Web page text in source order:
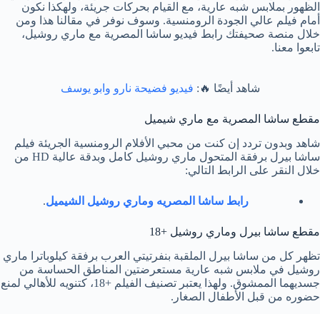
الظهور بملابس شبه عارية، مع القيام بحركات جريئة، ولهكذا نكون
أمام فيلم عالي الجودة الرومنسية. وسوف نوفر في مقالنا هذا ومن
خلال منصة صحيفتك رابط فيديو ساشا المصرية مع ماري روشيل،
تابعوا معنا.
شاهد أيضًا 🔥: فيديو فضيحة نارو وابو يوسف
مقطع ساشا المصرية مع ماري شيميل
شاهد وبدون تردد إن كنت من محبي الأفلام الرومنسية الجريئة فيلم
ساشا بيرل برفقة المتحول ماري روشيل كامل وبدقة عالية HD من
خلال النقر على الرابط التالي:
رابط ساشا المصريه وماري روشيل الشيميل.
مقطع ساشا بيرل وماري روشيل +18
تظهر كل من ساشا بيرل الملقبة بنفرتيتي العرب برفقة كيلوباترا ماري
روشيل في ملابس شبه عارية مستعرضتين المناطق الحساسة من
جسديهما الممشوق. ولهذا يعتبر تصنيف الفيلم +18، كتنويه للأهالي لمنع
حضوره من قبل الأطفال الصغار.